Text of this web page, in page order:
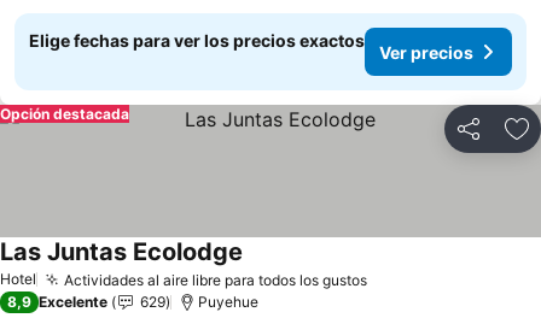
Elige fechas para ver los precios exactos
Ver precios
Compartir
Opción destacada
Hotel Actividades al aire libre para todos los gustosVer precios
Las Juntas Ecolodge
8,9 Excelente 629 Puyehue